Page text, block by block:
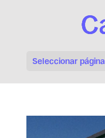
Seleccionar página